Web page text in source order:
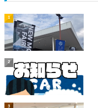
1
2
3